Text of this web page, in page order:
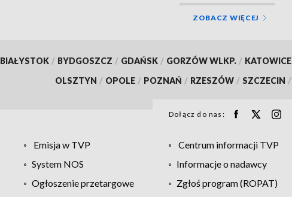
ZOBACZ WIĘCEJ
BIAŁYSTOK / BYDGOSZCZ / GDAŃSK / GORZÓW WLKP. / KATOWICE
OLSZTYN / OPOLE / POZNAŃ / RZESZÓW / SZCZECIN /
Dołącz do nas:
Emisja w TVP Centrum informacji TVP
System NOS Informacje o nadawcy
Ogłoszenie przetargowe Zgłoś program (ROPAT)